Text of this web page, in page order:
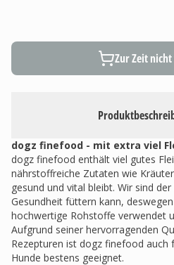
dogz finefood - mit extra viel
dogz finefood enthält viel gutes
nährstoffreiche Zutaten wie
gesund und vital bleibt. Wir sind
Gesundheit füttern kann,
hochwertige Rohstoffe verwendet
Aufgrund seiner hervorragenden
Rezepturen ist dogz finefood auch
Hunde bestens geeignet.
Zur Zeit